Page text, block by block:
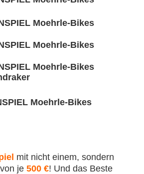
mit nicht einem, sondern
von je500 €! Und das Beste